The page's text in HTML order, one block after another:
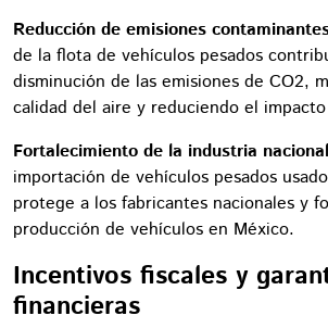
Reducción de emisiones
de la flota de vehículos pesados
disminución de las emisiones de CO2,
calidad del aire y reduciendo el
Fortalecimiento de la industria
importación de vehículos pesados
protege a los fabricantes nacionales y
producción de vehículos en México.
Incentivos fiscales y
financieras